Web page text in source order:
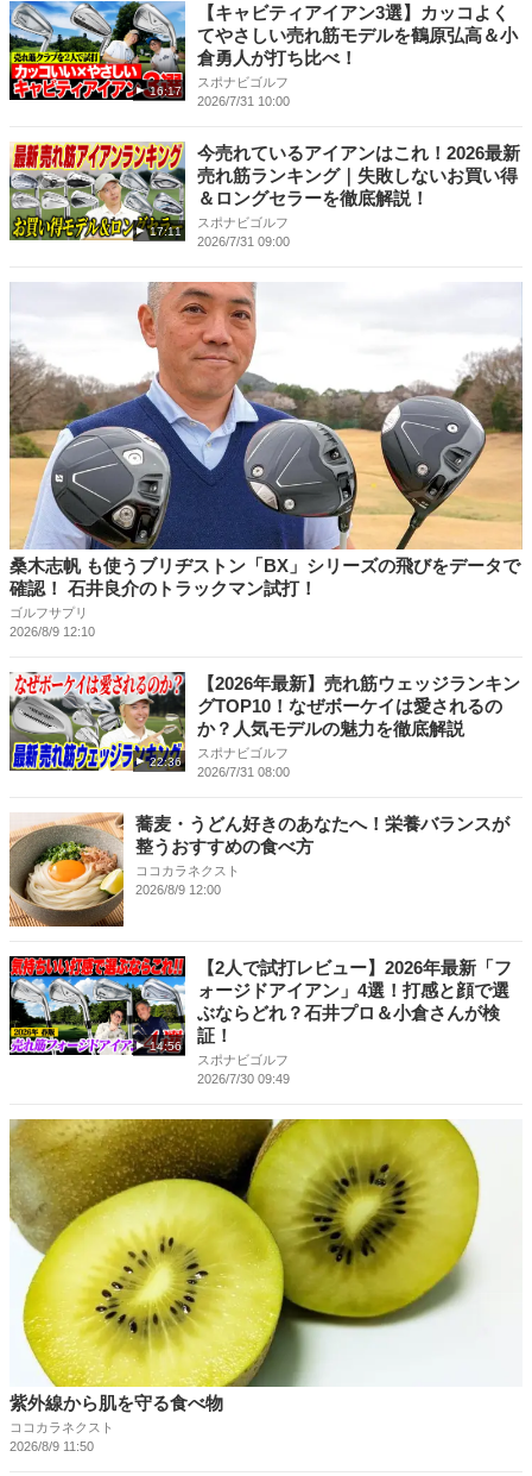
16:17
【キャビティアイアン3選】カッコよく
てやさしい売れ筋モデルを鶴原弘高＆小
倉勇人が打ち比べ！
スポナビゴルフ
2026/7/31 10:00
17:11
今売れているアイアンはこれ！2026最新
売れ筋ランキング｜失敗しないお買い得
＆ロングセラーを徹底解説！
スポナビゴルフ
2026/7/31 09:00
桑木志帆 も使うブリヂストン「BX」シリーズの飛びをデータで
確認！ 石井良介のトラックマン試打！
ゴルフサプリ
2026/8/9 12:10
22:36
【2026年最新】売れ筋ウェッジランキン
グTOP10！なぜボーケイは愛されるの
か？人気モデルの魅力を徹底解説
スポナビゴルフ
2026/7/31 08:00
蕎麦・うどん好きのあなたへ！栄養バランスが
整うおすすめの食べ方
ココカラネクスト
2026/8/9 12:00
14:56
【2人で試打レビュー】2026年最新「フ
ォージドアイアン」4選！打感と顔で選
ぶならどれ？石井プロ＆小倉さんが検
証！
スポナビゴルフ
2026/7/30 09:49
紫外線から肌を守る食べ物
ココカラネクスト
2026/8/9 11:50